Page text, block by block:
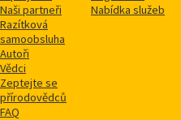
Naši partneři
Razítková
samoobsluha
Autoři
Vědci
Zeptejte se
přírodovědců
FAQ
Nabídka služeb